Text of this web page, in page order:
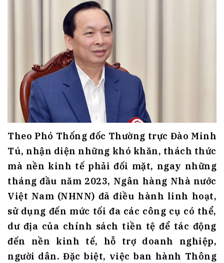
Theo Phó Thống đốc Thường trực Đào Minh
Tú, nhận diện những khó khăn, thách thức
mà nền kinh tế phải đối mặt, ngay những
tháng đầu năm 2023, Ngân hàng Nhà nước
Việt Nam (NHNN) đã điều hành linh hoạt,
sử dụng đến mức tối đa các công cụ có thể,
dư địa của chính sách tiền tệ để tác động
đến nền kinh tế, hỗ trợ doanh nghiệp,
người dân. Đặc biệt, việc ban hành Thông